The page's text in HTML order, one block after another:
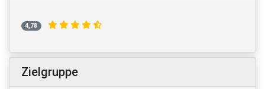
4,78
Zielgruppe